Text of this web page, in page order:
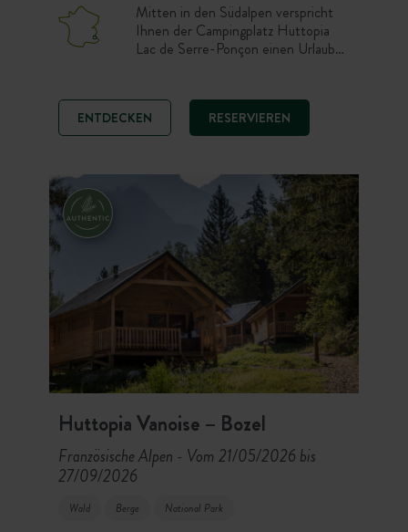
Mitten in den Südalpen verspricht
Ihnen der Campingplatz Huttopia
Lac de Serre-Ponçon einen Urlaub
werden das 17 Hektar große
naturbelassene Gelände und den
direkten Zugang zum größten
ENTDECKEN RESERVIEREN
Huttopia Vanoise – Bozel
Französische Alpen - Vom 21/05/2026 bis
27/09/2026
Wald Berge National Park